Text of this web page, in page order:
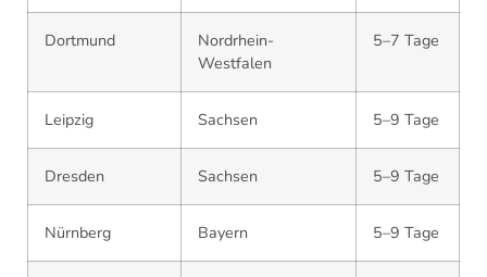
Dortmund
Nordrhein-
Westfalen
5–7 Tage
Leipzig Sachsen 5–9 Tage
Dresden Sachsen 5–9 Tage
Nürnberg Bayern 5–9 Tage